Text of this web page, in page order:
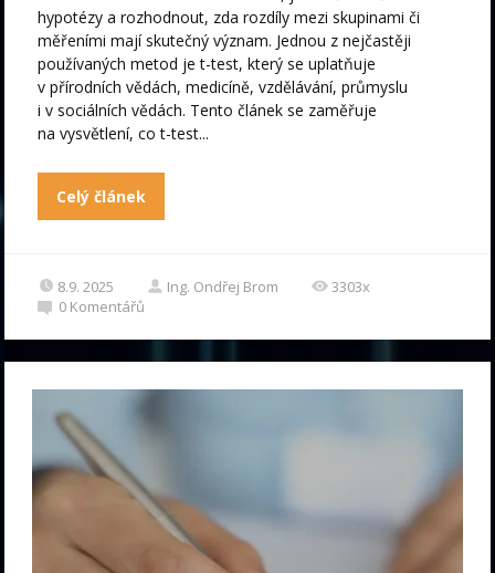
hypotézy a rozhodnout, zda rozdíly mezi skupinami či
měřeními mají skutečný význam. Jednou z nejčastěji
používaných metod je t-test, který se uplatňuje
v přírodních vědách, medicíně, vzdělávání, průmyslu
i v sociálních vědách. Tento článek se zaměřuje
na vysvětlení, co t-test...
Celý článek
8.9. 2025 Ing. Ondřej Brom
3303x
0 Komentářů